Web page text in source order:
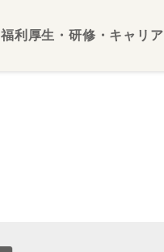
福利厚生・研修・キャリア